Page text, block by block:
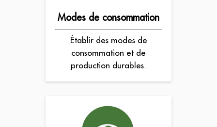
Modes de consommation
Établir des modes de
consommation et de
production durables.